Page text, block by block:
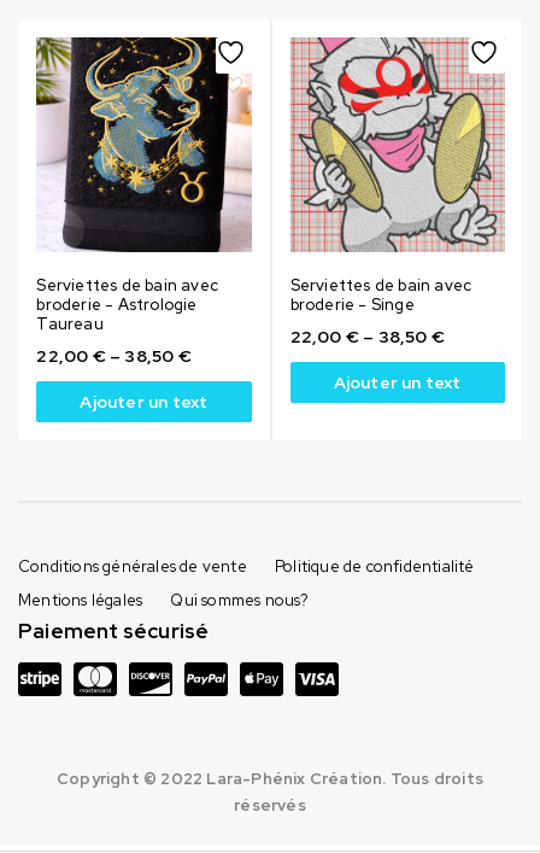
Serviettes de bain avec
broderie - Astrologie
Taureau
22,00 €– 38,50 €
Ajouter un text
Serviettes de bain avec
broderie - Singe
22,00 €– 38,50 €
Ajouter un text
Conditions générales de vente
Politique de confidentialité
Mentions légales
Qui sommes nous?
Paiement sécurisé
Copyright © 2022 Lara-Phénix Création. Tous droits
réservés